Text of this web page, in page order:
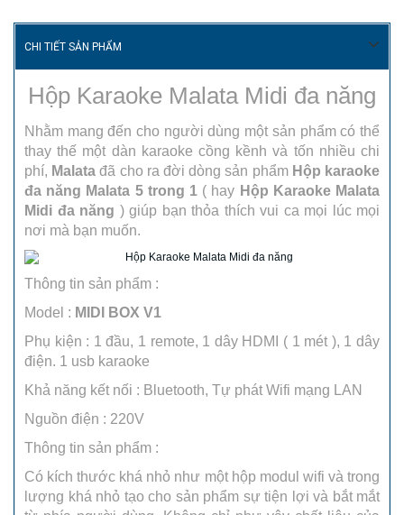
CHI TIẾT SẢN PHẨM
Hộp Karaoke Malata Midi đa năng
Nhằm mang đến cho người dùng một sản phẩm có thể
thay thế một dàn karaoke cồng kềnh và tốn nhiều chi
phí, Malatađã cho ra đời dòng sản phẩm Hộp karaoke
đa năng Malata 5 trong 1 ( hay Hộp Karaoke Malata
Midi đa năng ) giúp bạn thỏa thích vui ca mọi lúc mọi
nơi mà bạn muốn.
Thông tin sản phẩm :
Model : MIDI BOX V1
Phụ kiện : 1 đầu, 1 remote, 1 dây HDMI ( 1 mét ), 1 dây
điện. 1 usb karaoke
Khả năng kết nối : Bluetooth, Tự phát Wifi mạng LAN
Nguồn điện : 220V
Thông tin sản phẩm :
Có kích thước khá nhỏ như một hộp modul wifi và trong
lượng khá nhỏ tạo cho sản phẩm sự tiện lợi và bắt mắt